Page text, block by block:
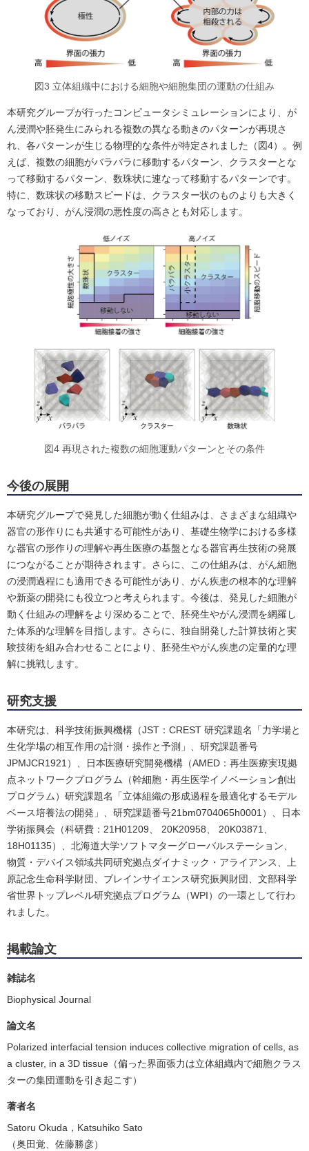
図3 立体組織中における細胞や細胞集団の運動の仕組み
本研究グループが行ったコンピュータシミュレーションにより、が
ん浸潤や胚発生にみられる複数の異なる動きのパターンが再現さ
れ、各パターンが生じる物理的な条件が特定されました（図4）。例
えば、複数の細胞がバラバラに移動するパターン、クラスターとな
って移動するパターン、数珠状に連なって移動するパターンです。
特に、数珠状の移動スピードは、クラスター状のものよりも大きく
なっており、がん浸潤の悪性度の高さとも対応します。
図4 再現された複数の細胞運動パターンとその条件
今後の展開
本研究グループで発見した細胞が動く仕組みは、さまざまな組織や
器官の形作りにも共通する可能性があり、基礎生物学における多様
な器官の形作りの理解や再生医療の基盤となる器官再生技術の発展
につながることが期待されます。さらに、この仕組みは、がん細胞
の浸潤過程にも適用できる可能性があり、がん疾患の根本的な理解
や新薬の開発にも役立つと考えられます。今後は、発見した細胞が
動く仕組みの理解をより深めることで、胚発生やがん浸潤を網羅し
た体系的な理解を目指します。さらに、独自開発した計算技術と実
験技術を組み合わせることにより、胚発生やがん疾患の定量的な理
解に挑戦します。
研究支援
本研究は、科学技術振興機構（JST：CREST 研究課題名「力学場と
生化学場の相互作用の計測・操作と予測」、研究課題番号
JPMJCR1921）、日本医療研究開発機構（AMED：再生医療実現拠
点ネットワークプログラム（幹細胞・再生医学イノベーション創出
プログラム）研究課題名「立体組織の形成過程を最適化するモデル
ベース培養法の開発」、研究課題番号21bm0704065h0001）、日本
学術振興会（科研費：21H01209、 20K20958、 20K03871、
18H01135）、北海道大学ソフトマターグローバルステーション、
物質・デバイス領域共同研究拠点ダイナミック・アライアンス、上
原記念生命科学財団、ブレインサイエンス研究振興財団、文部科学
省世界トップレベル研究拠点プログラム（WPI）の一環として行わ
れました。
掲載論文
雑誌名
Biophysical Journal
論文名
Polarized interfacial tension induces collective migration of cells, as
a cluster, in a 3D tissue（偏った界面張力は立体組織内で細胞クラス
ターの集団運動を引き起こす）
著者名
Satoru Okuda，Katsuhiko Sato
（奥田覚、佐藤勝彦）